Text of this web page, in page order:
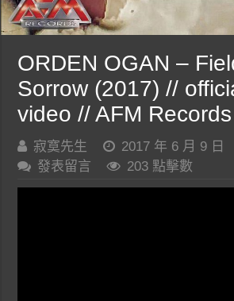
ORDEN OGAN –
Sorrow (2017) //
video // AFM Records
寂寞先生 2017 年 6 月 9 日
發表留言
203 點擊數